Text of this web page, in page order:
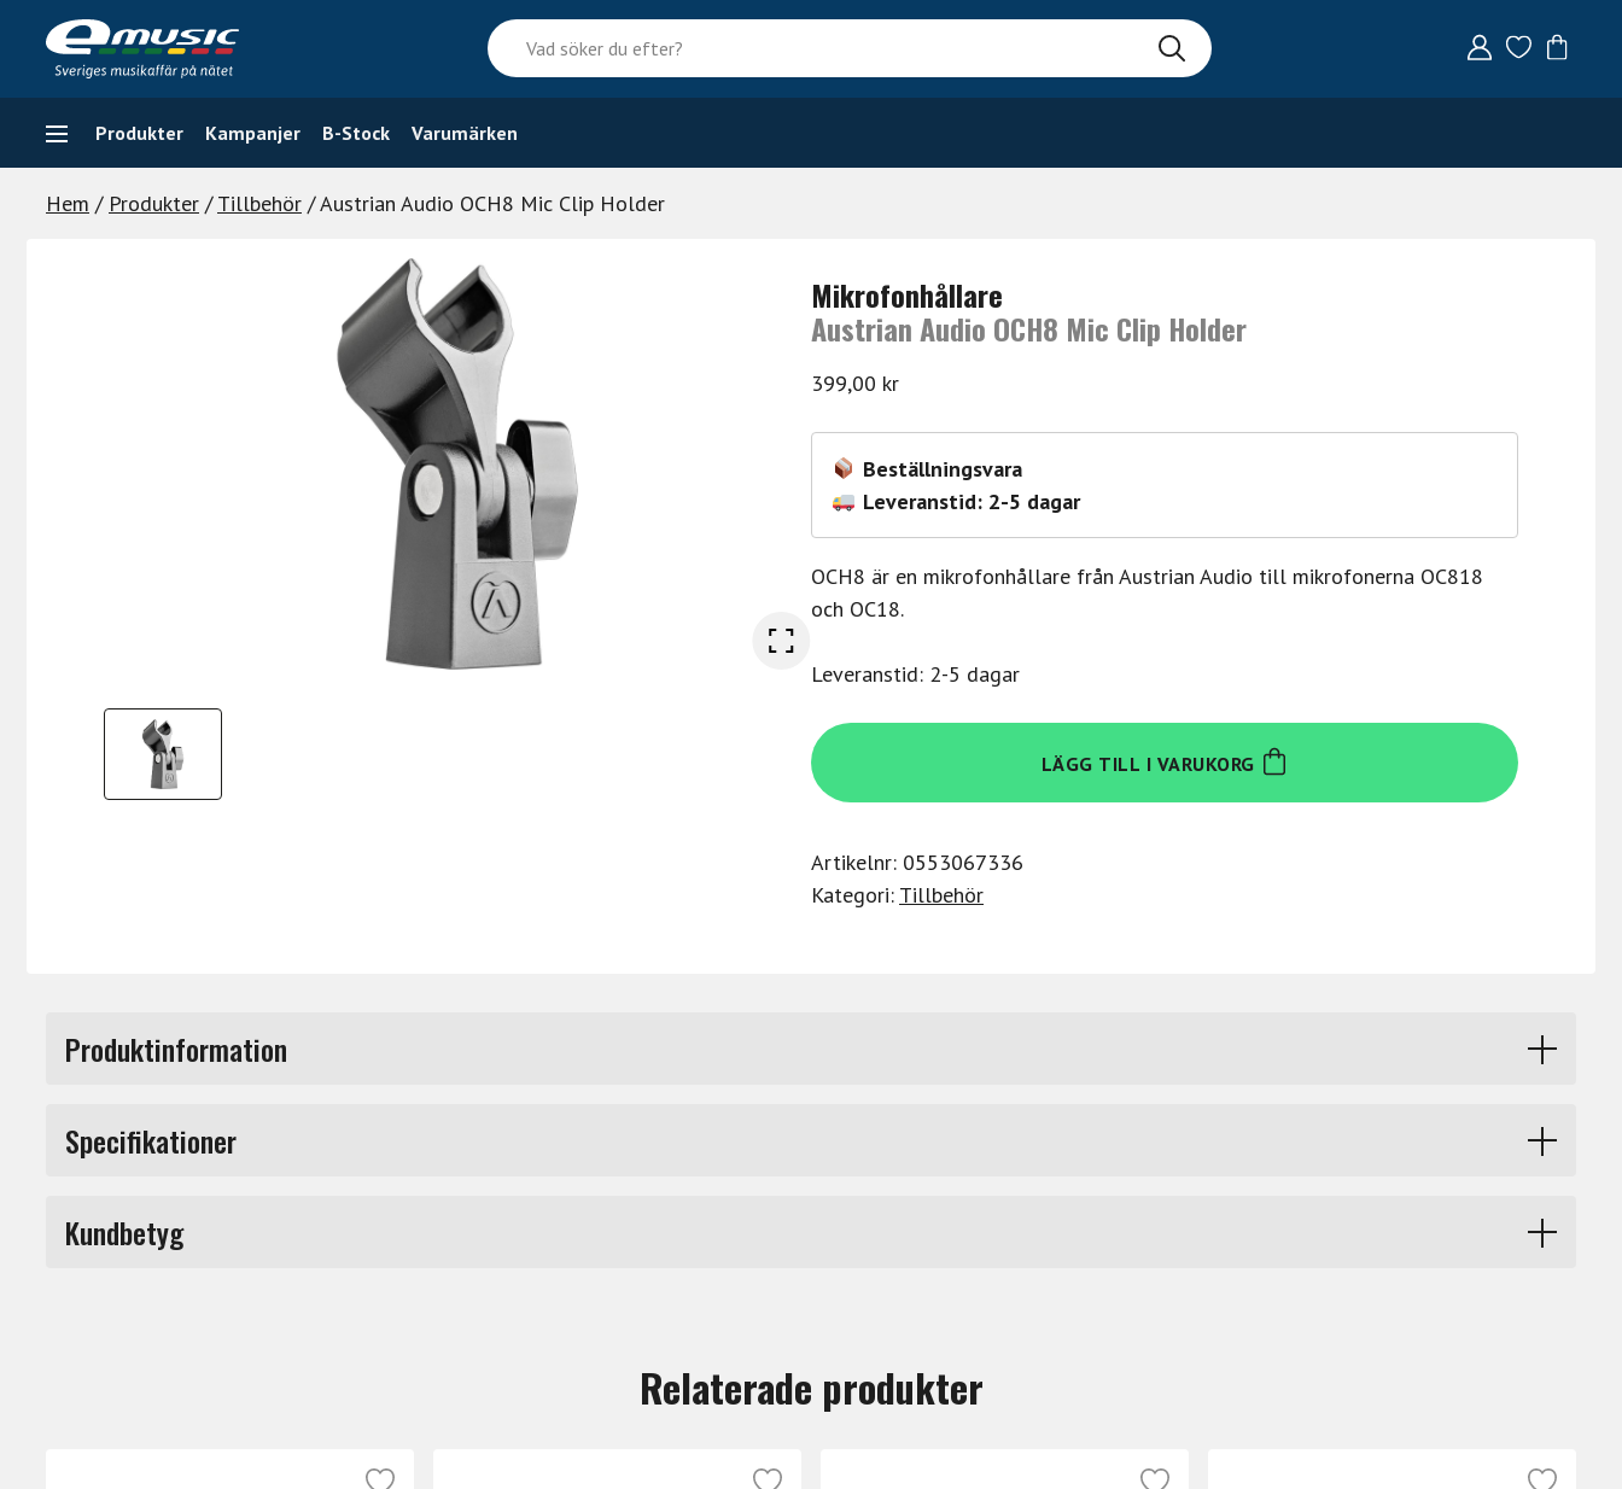
content
Vad
söker
du
efter?
Produkter Kampanjer B-Stock Varumärken
Hem / Produkter /Tillbehör / Austrian Audio OCH8 Mic Clip Holder
Mikrofonhållare
Austrian Audio OCH8 Mic Clip Holder
399,00 kr
Beställningsvara
Leveranstid: 2-5 dagar
OCH8 är en mikrofonhållare från Austrian Audio till mikrofonerna OC818
och OC18.
Leveranstid: 2-5 dagar
Austrian
Audio
OCH8
Clip
Holder
LÄGG TILL I VARUKORG
Artikelnr: 0553067336
Kategori: Tillbehör
Produktinformation
Specifikationer
Kundbetyg
Relaterade produkter